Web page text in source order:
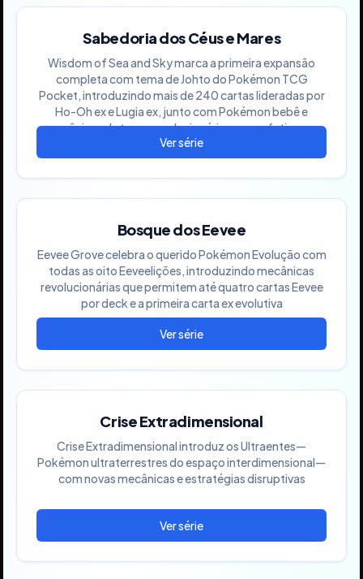
Sabedoria dos Céus e Mares
Wisdom of Sea and Sky marca a primeira expansão
completa com tema de Johto do Pokémon TCG
Pocket, introduzindo mais de 240 cartas lideradas por
Ho-Oh ex e Lugia ex, junto com Pokémon bebê e
mecânicas de troca revolucionárias que enfatizam a
harmonia elemental entre terra, mar e céu
Bosque dos Eevee
Eevee Grove celebra o querido Pokémon Evolução com
todas as oito Eeveelições, introduzindo mecânicas
revolucionárias que permitem até quatro cartas Eevee
por deck e a primeira carta ex evolutiva
Crise Extradimensional
Crise Extradimensional introduz os Ultraentes—
Pokémon ultraterrestres do espaço interdimensional—
com novas mecânicas e estratégias disruptivas